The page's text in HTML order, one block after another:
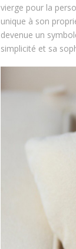
vierge pour la
unique à son
devenue un
simplicité et sa